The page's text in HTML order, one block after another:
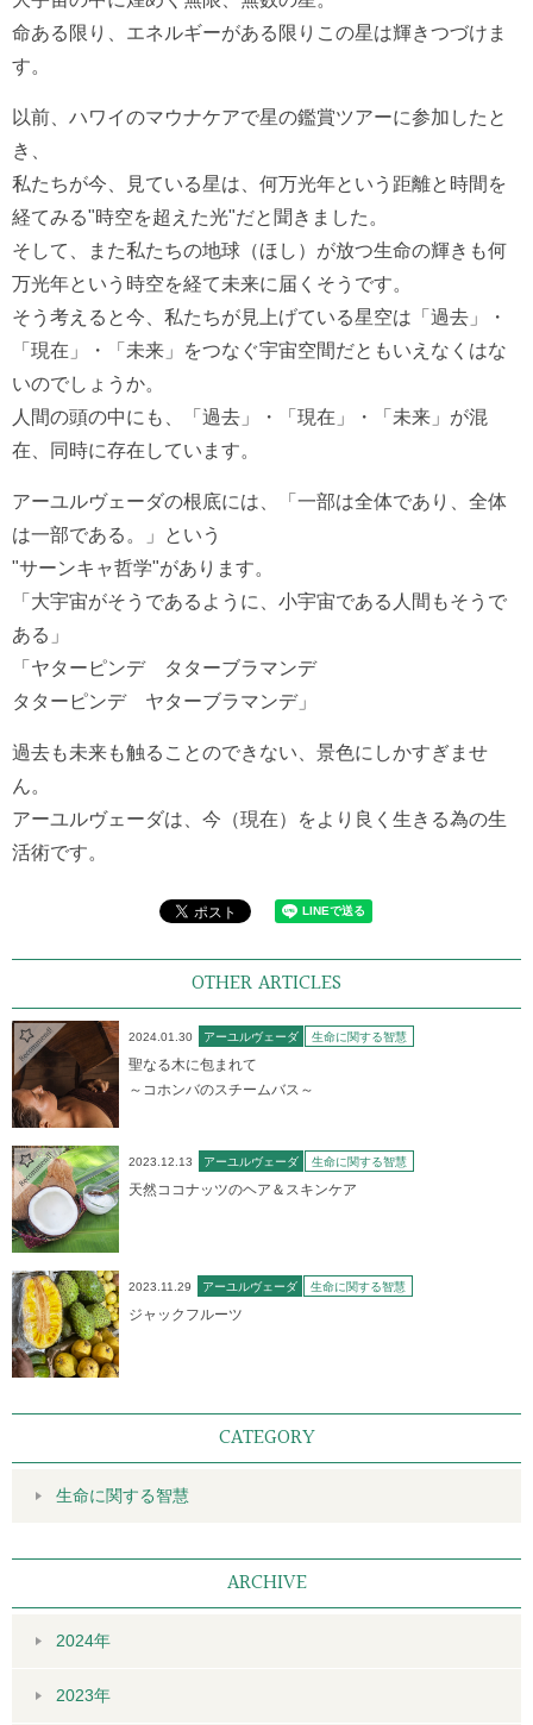
命ある限り、エネルギーがある限りこの星は輝きつづけま
す。
以前、ハワイのマウナケアで星の鑑賞ツアーに参加したと
き、
私たちが今、見ている星は、何万光年という距離と時間を
経てみる"時空を超えた光"だと聞きました。
そして、また私たちの地球（ほし）が放つ生命の輝きも何
万光年という時空を経て未来に届くそうです。
そう考えると今、私たちが見上げている星空は「過去」・
「現在」・「未来」をつなぐ宇宙空間だともいえなくはな
いのでしょうか。
人間の頭の中にも、「過去」・「現在」・「未来」が混
在、同時に存在しています。
アーユルヴェーダの根底には、「一部は全体であり、全体
は一部である。」という
"サーンキャ哲学"があります。
「大宇宙がそうであるように、小宇宙である人間もそうで
ある」
「ヤターピンデ タターブラマンデ
タターピンデ ヤターブラマンデ」
過去も未来も触ることのできない、景色にしかすぎませ
ん。
アーユルヴェーダは、今（現在）をより良く生きる為の生
活術です。
OTHER ARTICLES
2024.01.30 アーユルヴェーダ 生命に関する智慧
聖なる木に包まれて
～コホンバのスチームバス～
2023.12.13 アーユルヴェーダ 生命に関する智慧
天然ココナッツのヘア＆スキンケア
2023.11.29 アーユルヴェーダ 生命に関する智慧
ジャックフルーツ
CATEGORY
生命に関する智慧
ARCHIVE
2024年
2023年